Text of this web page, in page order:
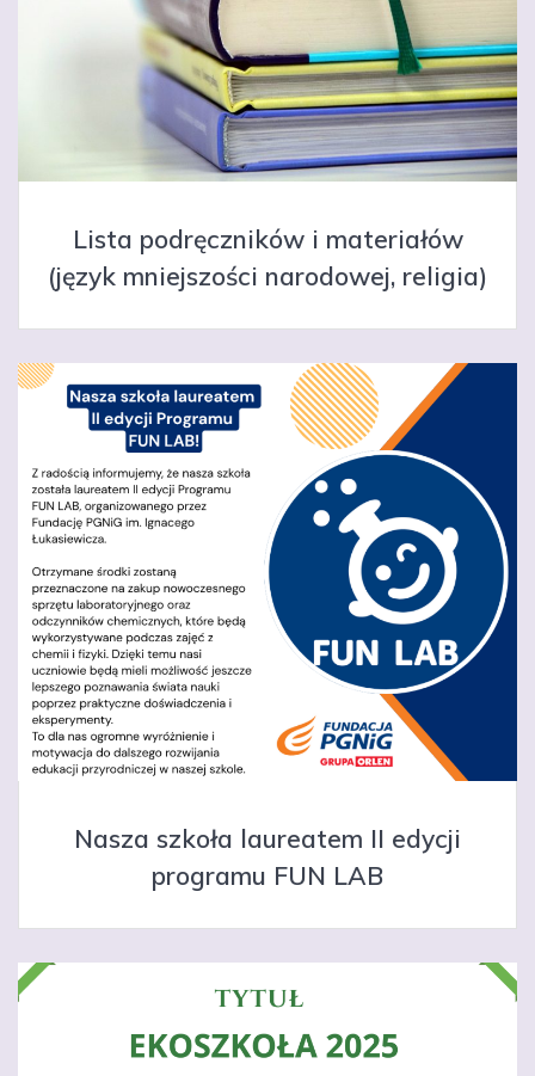
Lista podręczników i materiałów
(język mniejszości narodowej, religia)
Nasza szkoła laureatem II edycji
programu FUN LAB